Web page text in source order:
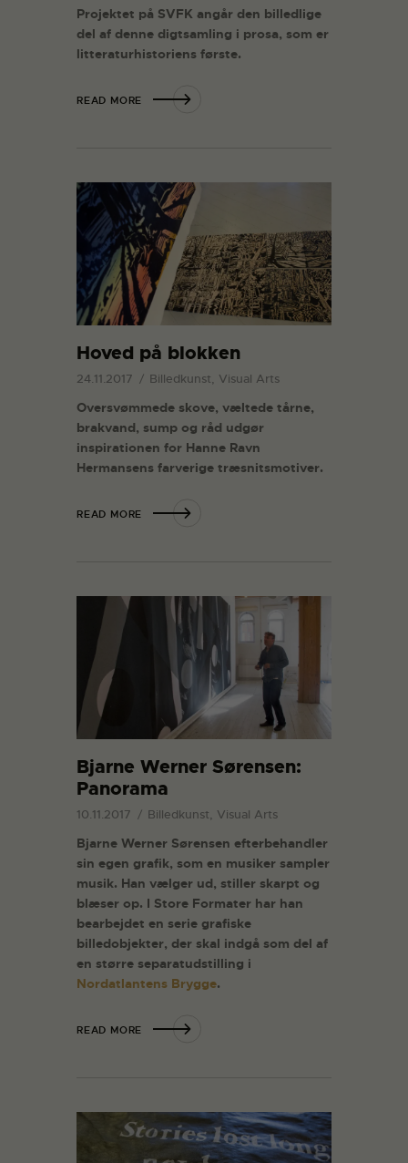
Projektet på SVFK angår den billedlige
del af denne digtsamling i prosa, som er
litteraturhistoriens første.
READ MORE
Hoved på blokken
24.11.2017 Billedkunst, Visual Arts
Oversvømmede skove, væltede tårne,
brakvand, sump og råd udgør
inspirationen for Hanne Ravn
Hermansens farverige træsnitsmotiver.
READ MORE
Bjarne Werner Sørensen:
Panorama
10.11.2017 Billedkunst, Visual Arts
Bjarne Werner Sørensen efterbehandler
sin egen grafik, som en musiker sampler
musik. Han vælger ud, stiller skarpt og
blæser op. I Store Formater har han
bearbejdet en serie grafiske
billedobjekter, der skal indgå som del af
en større separatudstilling i
Nordatlantens Brygge.
READ MORE